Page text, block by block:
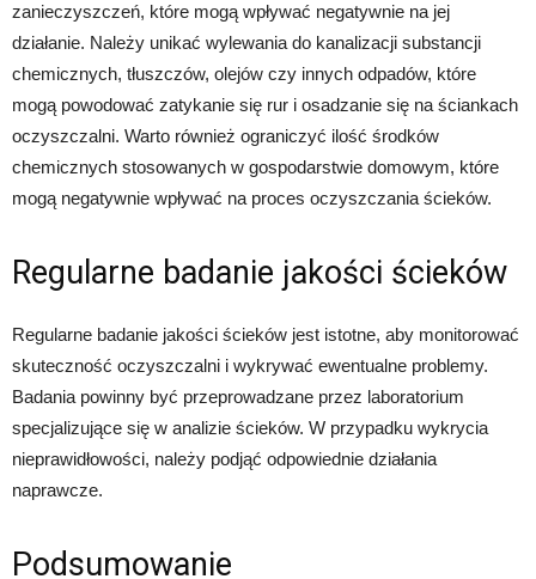
zanieczyszczeń, które mogą wpływać negatywnie na jej
działanie. Należy unikać wylewania do kanalizacji substancji
chemicznych, tłuszczów, olejów czy innych odpadów, które
mogą powodować zatykanie się rur i osadzanie się na ściankach
oczyszczalni. Warto również ograniczyć ilość środków
chemicznych stosowanych w gospodarstwie domowym, które
mogą negatywnie wpływać na proces oczyszczania ścieków.
Regularne badanie jakości ścieków
Regularne badanie jakości ścieków jest istotne, aby monitorować
skuteczność oczyszczalni i wykrywać ewentualne problemy.
Badania powinny być przeprowadzane przez laboratorium
specjalizujące się w analizie ścieków. W przypadku wykrycia
nieprawidłowości, należy podjąć odpowiednie działania
naprawcze.
Podsumowanie